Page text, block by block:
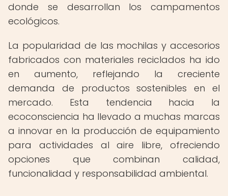
donde se desarrollan los campamentos
ecológicos.
La popularidad de las mochilas y accesorios
fabricados con materiales reciclados ha ido
en aumento, reflejando la creciente
demanda de productos sostenibles en el
mercado. Esta tendencia hacia la
ecoconsciencia ha llevado a muchas marcas
a innovar en la producción de equipamiento
para actividades al aire libre, ofreciendo
opciones que combinan calidad,
funcionalidad y responsabilidad ambiental.